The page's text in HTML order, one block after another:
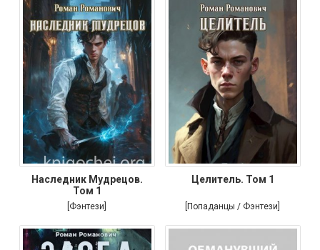
Наследник Мудрецов.
Том 1
[Фэнтези]
Целитель. Том 1
[Попаданцы / Фэнтези]